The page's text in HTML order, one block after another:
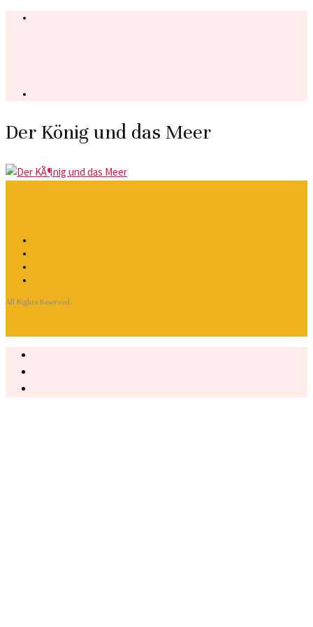
Der König und das Meer
All Rights Reserved